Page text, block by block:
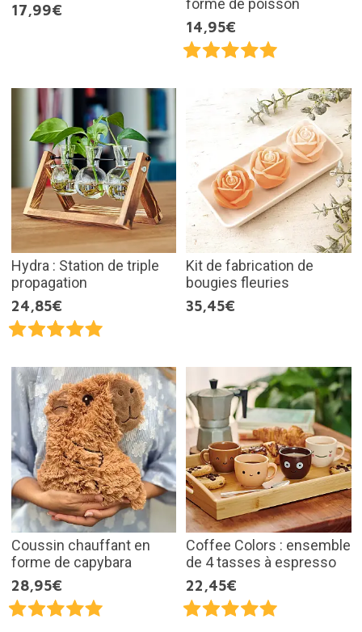
17,99€
forme de poisson
14,95€
Hydra : Station de triple
propagation
24,85€
Kit de fabrication de
bougies fleuries
35,45€
Coussin chauffant en
forme de capybara
28,95€
Coffee Colors : ensemble
de 4 tasses à espresso
22,45€